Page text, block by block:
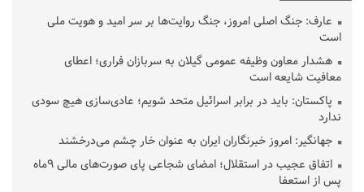
عارف: جنگ اصلی امروز، جنگ روایت‌ها بر سر امید و هویت ملی
است
هشدار معاون وظیفه عمومی گیلان به سربازان فراری؛ اعطای
معافیت شایعه است
پاکستان: باید در برابر اسرائیل متحد شویم؛ عادی‌سازی هیچ سودی
ندارد
جهانگیر: امروز خبرنگاران ایران به عنوان خار چشم می‌درخشند
اتفاق عجیب در استقلال؛ امضای شجاعی پای صورت‌های مالی ٩ماه
پس از استعفا